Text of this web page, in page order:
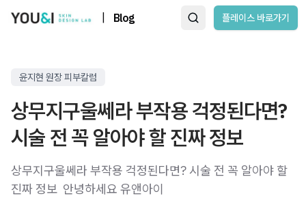
Blog 플레이스 바로가기
윤지현 원장 피부칼럼
상무지구울쎄라 부작용 걱정된다면?
시술 전 꼭 알아야 할 진짜 정보
상무지구울쎄라 부작용 걱정된다면? 시술 전 꼭 알아야 할
진짜 정보 ​ 안녕하세요 유앤아이